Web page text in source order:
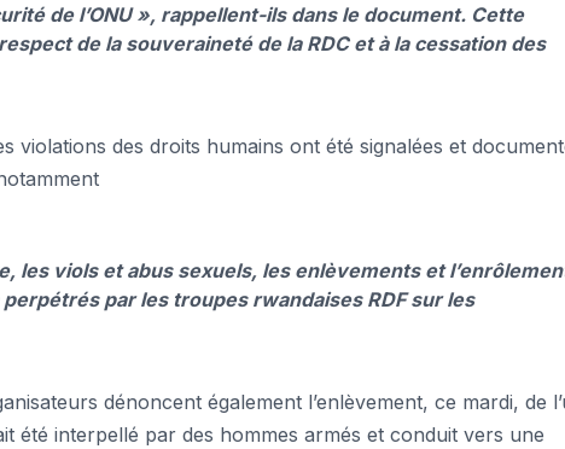
de l’ONU », rappellent-ils dans le document. Cette
de la souveraineté de la RDC et à la cessation des
violations des droits humains ont été signalées et
les viols et abus sexuels, les enlèvements et
par les troupes rwandaises RDF sur les
dénoncent également l’enlèvement, ce mardi, de
été interpellé par des hommes armés et conduit vers une